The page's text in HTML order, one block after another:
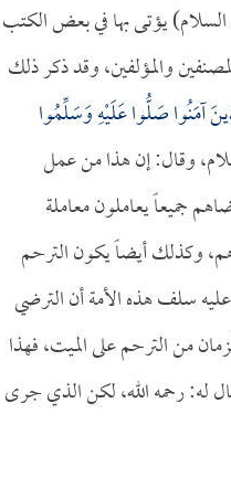
السلام) يؤتى بها في بعض الكتب
والمؤلفين، وقد ذكر ذلك
آمَنُوا صَلُّوا عَلَيْهِ وَسَلِّمُوا
وقال: إن هذا من عمل
جميعاً يعاملون معاملة
وكذلك أيضاً يكون الترحم
سلف هذه الأمة أن الترضي
من الترحم على الميت، فهذا
له: رحمه الله، لكن الذي جرى